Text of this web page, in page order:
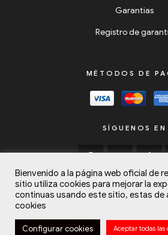
Garantias
Registro de
MÉTODOS DE
SÍGUENOS EN
Copyright © 2024Listos para la Acción
derechos
Bienvenido a la página web oficial de
sitio utiliza cookies para mejorar la
continuas usando este sitio, estas de
cookies
Configurar cookies Aceptar todas las